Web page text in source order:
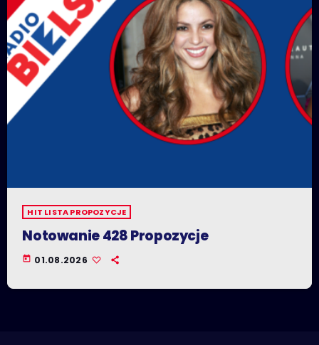
HIT LISTA PROPOZYCJE
Notowanie 428 Propozycje
today 01.08.2026